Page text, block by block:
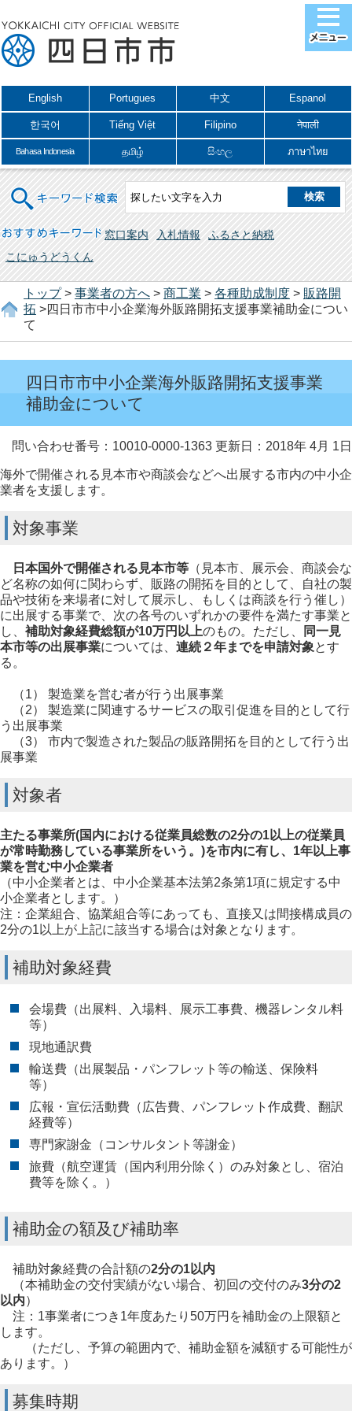
English Portugues 中文 Espanol
한국어 Tiếng Việt Filipino नेपाली
Bahasa Indonesia தமிழ் සිංහල ภาษาไทย
キーワード検索
おすすめキーワード 窓口案内 入札情報
ふるさと納税
こにゅうどうくん
トップ> 事業者の方へ > 商工業 > 各種助成制度 > 販路開
拓 >四日市市中小企業海外販路開拓支援事業補助金につい
て
四日市市中小企業海外販路開拓支援事業
補助金について
問い合わせ番号：10010-0000-1363 更新日：2018年 4月 1日
海外で開催される見本市や商談会などへ出展する市内の中小企
業者を支援します。
対象事業
日本国外で開催される見本市等 （見本市、展示会、商談会な
ど名称の如何に関わらず、販路の開拓を目的として、自社の製
品や技術を来場者に対して展示し、もしくは商談を行う催し）
に出展する事業で、次の各号のいずれかの要件を満たす事業と
し、 補助対象経費総額が10万円以上のもの。ただし、
同一見
本市等の出展事業については、 連続２年までを申請対象とす
る。
（1） 製造業を営む者が行う出展事業
（2） 製造業に関連するサービスの取引促進を目的として行
う出展事業
（3） 市内で製造された製品の販路開拓を目的として行う出
展事業
対象者
主たる事業所(国内における従業員総数の2分の1以上の従業員
が常時勤務している事業所をいう。)を市内に有し、 1年以上事
業を営む中小企業者
（中小企業者とは、中小企業基本法第2条第1項に規定する中
小企業者とします。）
注：企業組合、協業組合等にあっても、直接又は間接構成員の
2分の1以上が上記に該当する場合は対象となります。
補助対象経費
会場費（出展料、入場料、展示工事費、機器レンタル料
等）
現地通訳費
輸送費（出展製品・パンフレット等の輸送、保険料
等）
広報・宣伝活動費（広告費、パンフレット作成費、翻訳
経費等）
専門家謝金（コンサルタント等謝金）
旅費（航空運賃（国内利用分除く）のみ対象とし、宿泊
費等を除く。）
補助金の額及び補助率
補助対象経費の合計額の2分の1以内
（本補助金の交付実績がない場合、初回の交付のみ3分の2
以内）
注：1事業者につき1年度あたり50万円を補助金の上限額と
します。
（ただし、予算の範囲内で、補助金額を減額する可能性が
あります。）
募集時期